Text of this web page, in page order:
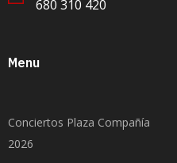
680 310 420
Menu
Conciertos Plaza Compañía
2026